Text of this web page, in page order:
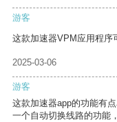
游客
这款加速器VPM应用程序
2025-03-06
游客
这款加速器app的功能有
一个自动切换线路的功能